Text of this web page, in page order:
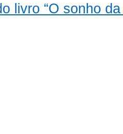
livro “O sonho